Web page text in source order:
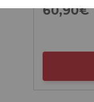
60,90€